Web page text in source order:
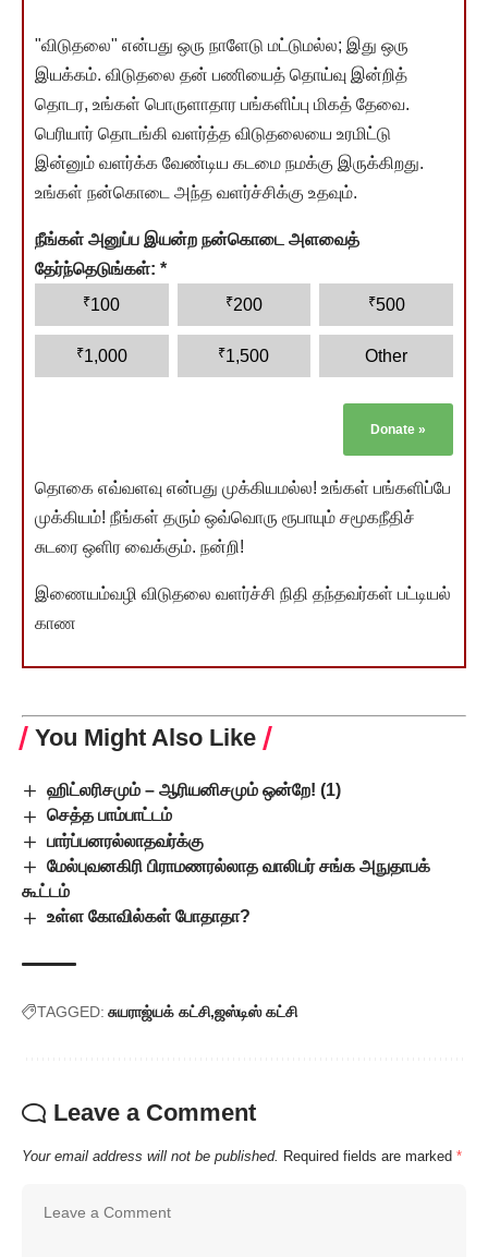
"விடுதலை" என்பது ஒரு நாளேடு மட்டுமல்ல; இது ஒரு
இயக்கம். விடுதலை தன் பணியைத் தொய்வு இன்றித்
தொடர, உங்கள் பொருளாதார பங்களிப்பு மிகத் தேவை.
பெரியார் தொடங்கி வளர்த்த விடுதலையை உரமிட்டு
இன்னும் வளர்க்க வேண்டிய கடமை நமக்கு இருக்கிறது.
உங்கள் நன்கொடை அந்த வளர்ச்சிக்கு உதவும்.
நீங்கள் அனுப்ப இயன்ற நன்கொடை அளவைத்
தேர்ந்தெடுங்கள்: *
₹100 ₹200 ₹500
₹1,000 ₹1,500 Other
Donate »
தொகை எவ்வளவு என்பது முக்கியமல்ல! உங்கள் பங்களிப்பே
முக்கியம்! நீங்கள் தரும் ஒவ்வொரு ரூபாயும் சமூகநீதிச்
சுடரை ஒளிர வைக்கும். நன்றி!
இணையம்வழி விடுதலை வளர்ச்சி நிதி தந்தவர்கள் பட்டியல்
காண
You Might Also Like
ஹிட்லரிசமும் – ஆரியனிசமும் ஒன்றே! (1)
செத்த பாம்பாட்டம்
பார்ப்பனரல்லாதவர்க்கு
மேல்புவனகிரி பிராமணரல்லாத வாலிபர் சங்க அநுதாபக்
கூட்டம்
உள்ள கோவில்கள் போதாதா?
TAGGED: சுயராஜ்யக் கட்சி ஜஸ்டிஸ் கட்சி
Leave a Comment
Your email address will not be published. Required fields are marked *